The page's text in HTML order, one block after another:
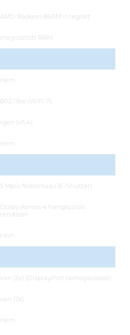
AMD Radeon 860M integrált
megosztott RAM
nem
802.11be (WiFi 7)
igen (v5.4)
nem
5 Mpix felbontású (E-Shutter)
Dolby Atmos 4 hangszórós
rendszer
nem
van (2x) (DisplayPort támogatással)
van (2x)
nem